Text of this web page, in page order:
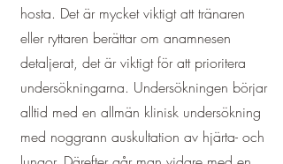
hosta. Det är mycket viktigt att tränaren
eller ryttaren berättar om anamnesen
detaljerat, det är viktigt för att prioritera
undersökningarna. Undersökningen börjar
alltid med en allmän klinisk undersökning
med noggrann auskultation av hjärta- och